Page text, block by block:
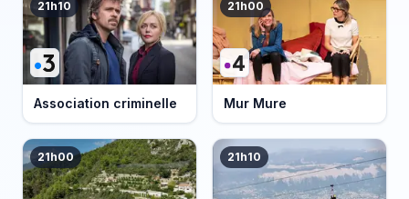
21h10
Association criminelle
21h00
Mur Mure
21h00 21h10